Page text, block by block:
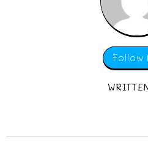
Follow